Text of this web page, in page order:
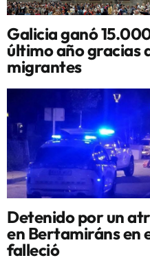
Galicia ganó
último año gracias
migrantes
Detenido por un
en Bertamiráns en
falleció